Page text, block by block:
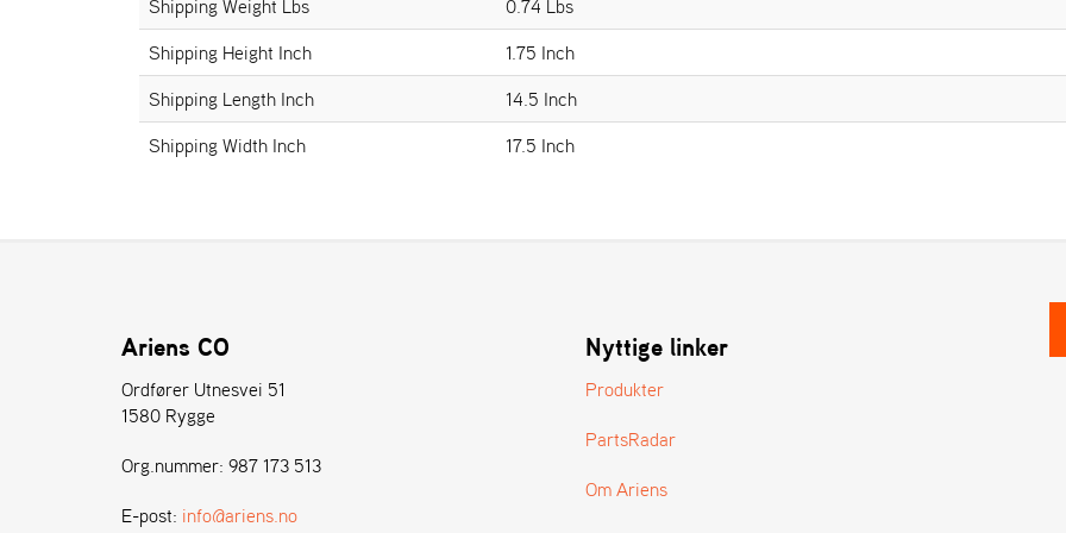
Shipping Weight Lbs
0.74 Lbs
Shipping Height Inch
1.75 Inch
Shipping Length Inch
14.5 Inch
Shipping Width Inch
17.5 Inch
Ariens CO
Ordfører Utnesvei 51
1580 Rygge
Org.nummer: 987 173 513
E-post: info@ariens.no
Nyttige linker
Produkter
PartsRadar
Om Ariens